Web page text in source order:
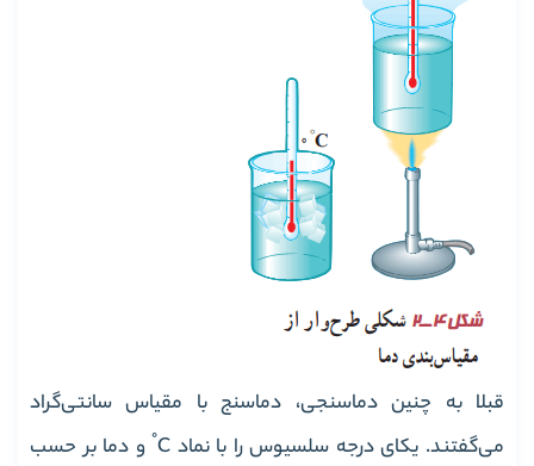
قبلا به چنین دماسنجی، دماسنج با مقیاس سانتی‌گراد
می‌گفتند. یکای درجه سلسیوس را با نماد C
° و دما بر حسب